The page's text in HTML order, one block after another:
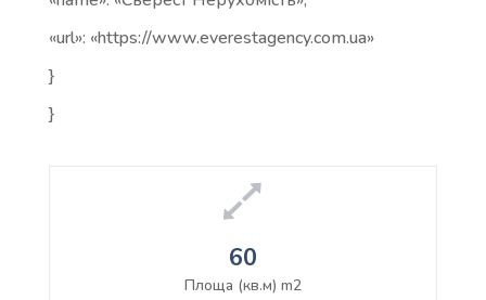
«url»: «https://www.everestagency.com.ua»
}
}
60
Площа (кв.м) m2